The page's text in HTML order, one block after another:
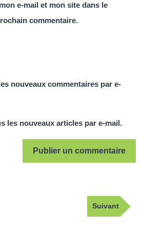
e-mail et mon site dans le
commentaire.
nouveaux commentaires par e-
les nouveaux articles par e-mail.
Article
suivant
Suivant